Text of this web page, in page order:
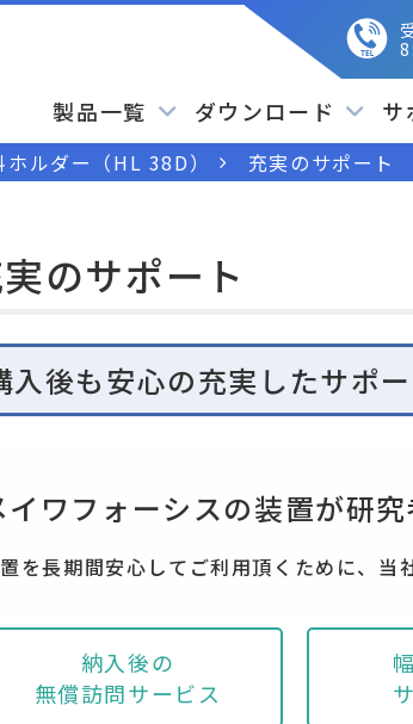
製品一覧 ダウンロード サ
ルダー（HL 38D） 充実のサポート
のサポート
入後も安心の充実したサポ
イワフォーシスの装置が研
を長期間安心してご利用頂くために、当
納入後の
無償訪問サービス